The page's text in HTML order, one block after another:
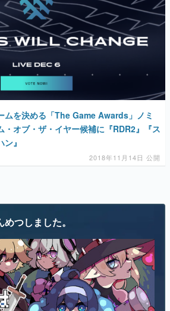
ムを決める「The Game Awards」ノミ
・オブ・ザ・イヤー候補に『RDR2』『ス
ン』
2018年11月14日 公開